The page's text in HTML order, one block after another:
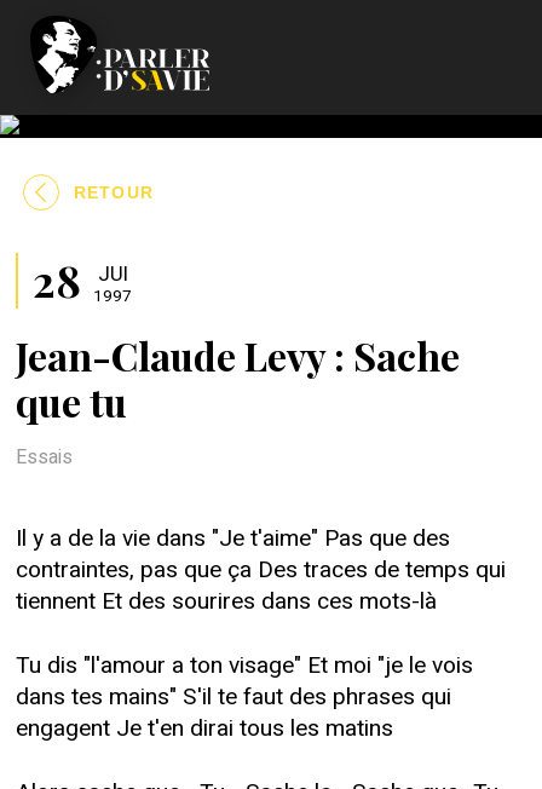
RETOUR
Jean-Claude Levy : Sache
que tu
28 JUI
1997
Essais
Il y a de la vie dans "Je t'aime" Pas que des
contraintes, pas que ça Des traces de temps qui
tiennent Et des sourires dans ces mots-là
Tu dis "l'amour a ton visage" Et moi "je le vois
dans tes mains" S'il te faut des phrases qui
engagent Je t'en dirai tous les matins